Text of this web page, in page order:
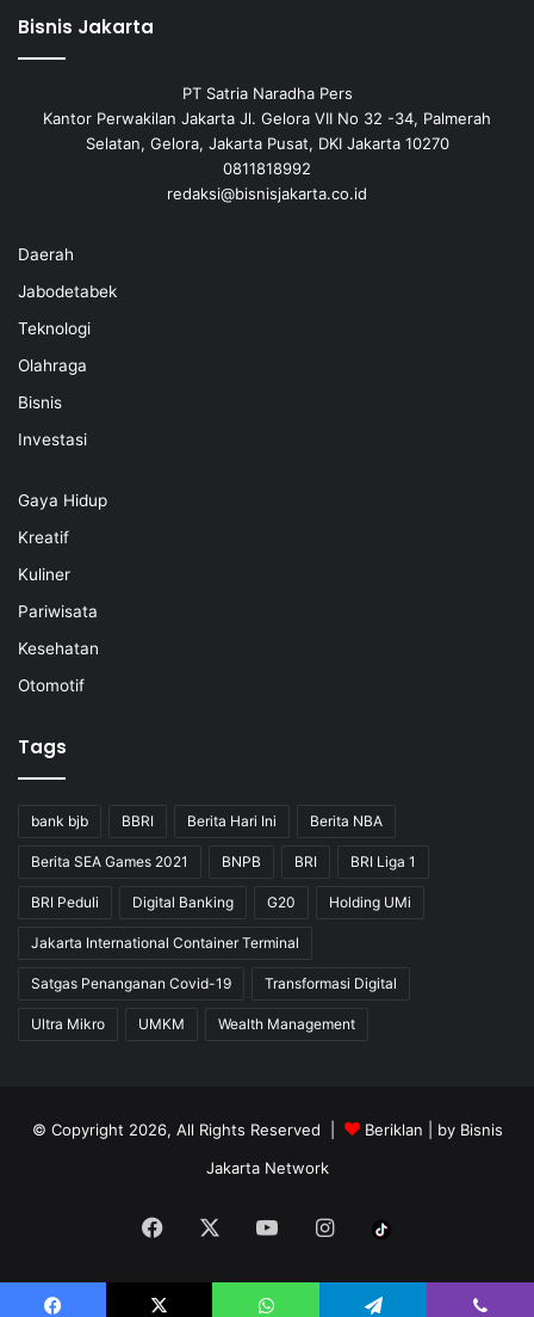
Bisnis Jakarta
PT Satria Naradha Pers
Kantor Perwakilan Jakarta Jl. Gelora VII No 32 -34, Palmerah
Selatan, Gelora, Jakarta Pusat, DKI Jakarta 10270
0811818992
redaksi@bisnisjakarta.co.id
Daerah
Jabodetabek
Teknologi
Olahraga
Bisnis
Investasi
Gaya Hidup
Kreatif
Kuliner
Pariwisata
Kesehatan
Otomotif
Tags
bank bjb BBRI Berita Hari Ini Berita NBA
Berita SEA Games 2021 BNPB BRI BRI Liga 1
BRI Peduli Digital Banking G20 Holding UMi
Jakarta International Container Terminal
Satgas Penanganan Covid-19 Transformasi Digital
Ultra Mikro UMKM Wealth Management
© Copyright 2026, All Rights Reserved | Beriklan | by Bisnis
Jakarta Network
Facebook YouTubeInstagram